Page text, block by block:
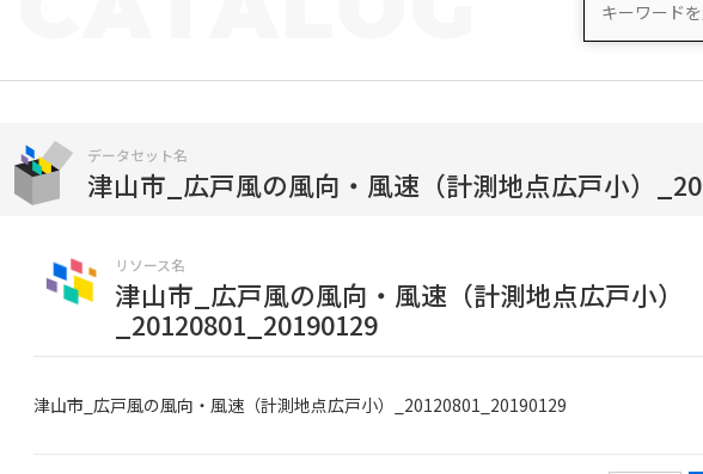
データセット名
津山市_広戸風の風向・風速（計測地点広戸小）
リソース名
津山市_広戸風の風向・風速（計測地点広戸小）
_20120801_20190129
津山市_広戸風の風向・風速（計測地点広戸小）_20120801_20190129